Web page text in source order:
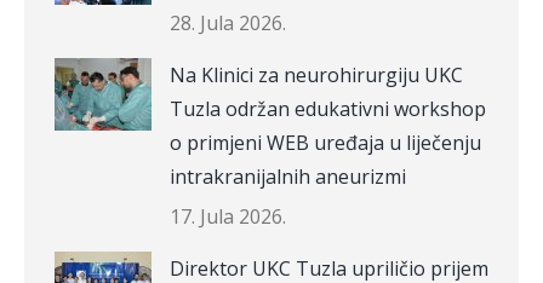
28. Jula 2026.
Na Klinici za neurohirurgiju UKC
Tuzla održan edukativni workshop
o primjeni WEB uređaja u liječenju
intrakranijalnih aneurizmi
17. Jula 2026.
Direktor UKC Tuzla upriličio prijem